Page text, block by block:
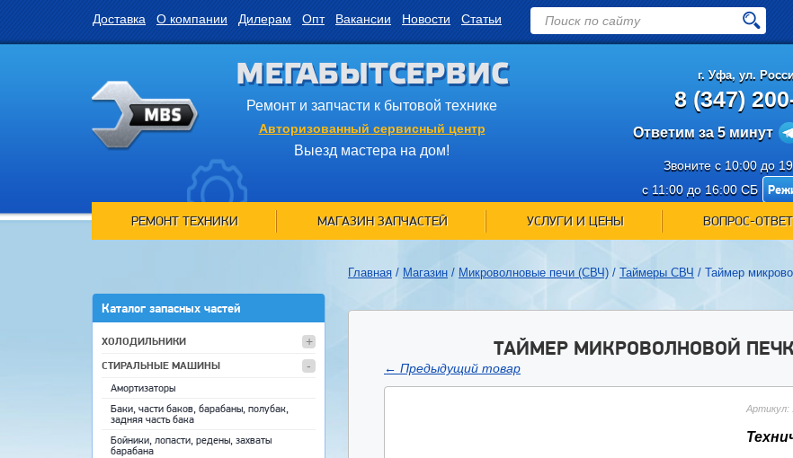
Доставка О компании Дилерам Опт Вакансии Новости Статьи
МЕГАБЫТСЕРВИС
Ремонт и запчасти к бытовой технике
Авторизованный сервисный центр
Выезд мастера на дом!
г. Уфа, ул.
8 (347)
Ответим за 5 минут
Звоните с 10:00 до
с 11:00 до 16:00 СБ
РЕМОНТ ТЕХНИКИ МАГАЗИН ЗАПЧАСТЕЙ УСЛУГИ И ЦЕНЫ ВОПРОС-ОТВЕТ
Каталог запасных частей
ХОЛОДИЛЬНИКИ
СТИРАЛЬНЫЕ МАШИНЫ
Амортизаторы
Баки, части баков, барабаны, полубак,
задняя часть бака
Бойники, лопасти, редены, захваты
барабана
Главная / Магазин / Микроволновые печи (СВЧ) / Таймеры СВЧ / Таймер
ТАЙМЕР МИКРОВОЛНОВОЙ
← Предыдущий товар
Артикул: